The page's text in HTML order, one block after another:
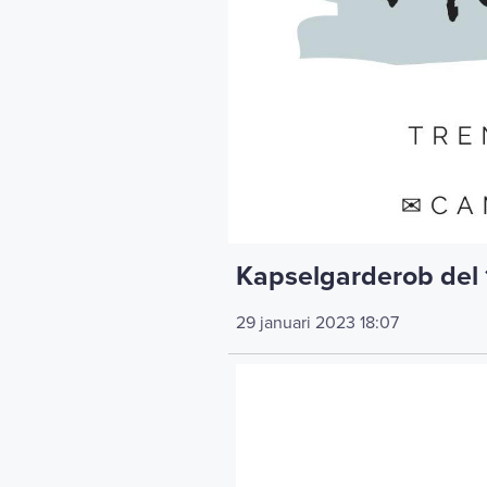
Kapselgarderob del
29 januari 2023 18:07